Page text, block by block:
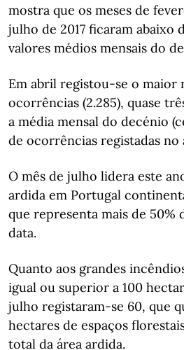
mostra que os meses de
julho de 2017 ficaram abaixo
valores médios mensais do
Em abril registou-se o maior
ocorrências (2.285), quase
a média mensal do decénio
de ocorrências registadas no
O mês de julho lidera este
ardida em Portugal
que representa mais de 50%
data.
Quanto aos grandes
igual ou superior a 100
julho registaram-se 60, que
hectares de espaços
total da área ardida.